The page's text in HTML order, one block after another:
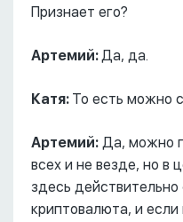
Признает его?
Артемий:Да, да.
Катя: То есть можно
Артемий: Да, можно
всех и не везде, но в
здесь действительно
криптовалюта, и если